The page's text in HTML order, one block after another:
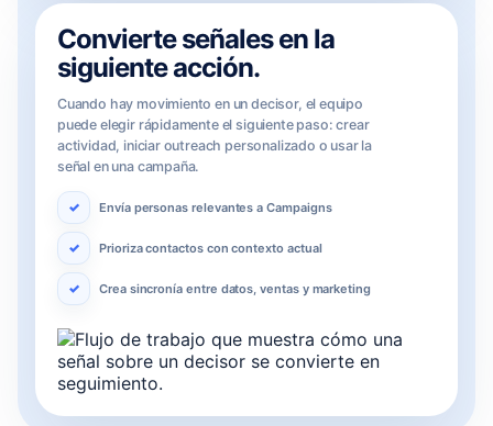
Convierte señales en la
siguiente acción.
Cuando hay movimiento en un decisor, el equipo
puede elegir rápidamente el siguiente paso: crear
actividad, iniciar outreach personalizado o usar la
señal en una campaña.
Envía personas relevantes a Campaigns
Prioriza contactos con contexto actual
Crea sincronía entre datos, ventas y marketing